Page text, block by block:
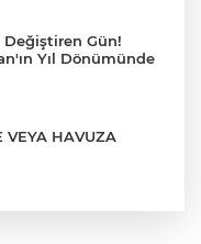
Gün!
Yıl Dönümünde
VEYA HAVUZA